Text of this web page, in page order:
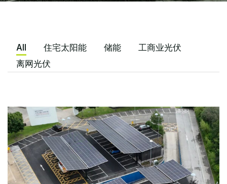
All 住宅太阳能 储能
工商业光伏
离网光伏